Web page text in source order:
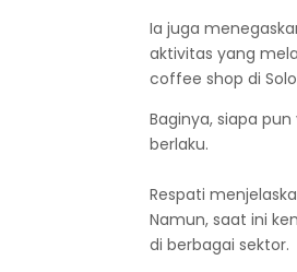
Ia juga
aktivitas yang
coffee shop di
Baginya, siapa
berlaku.
Respati
Namun, saat ini
di berbagai sektor.